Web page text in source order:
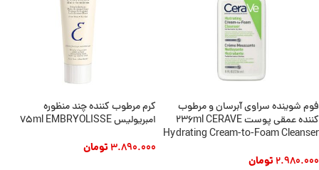
فوم شوینده سراوی آبرسان و مرطوب
کننده عمقی پوست 236ml CERAVE
Hydrating Cream-to-Foam Cleanser
2.980.000تومان
کرم مرطوب کننده چند منظوره
امبریولیس 75ml EMBRYOLISSE
3.890.000تومان